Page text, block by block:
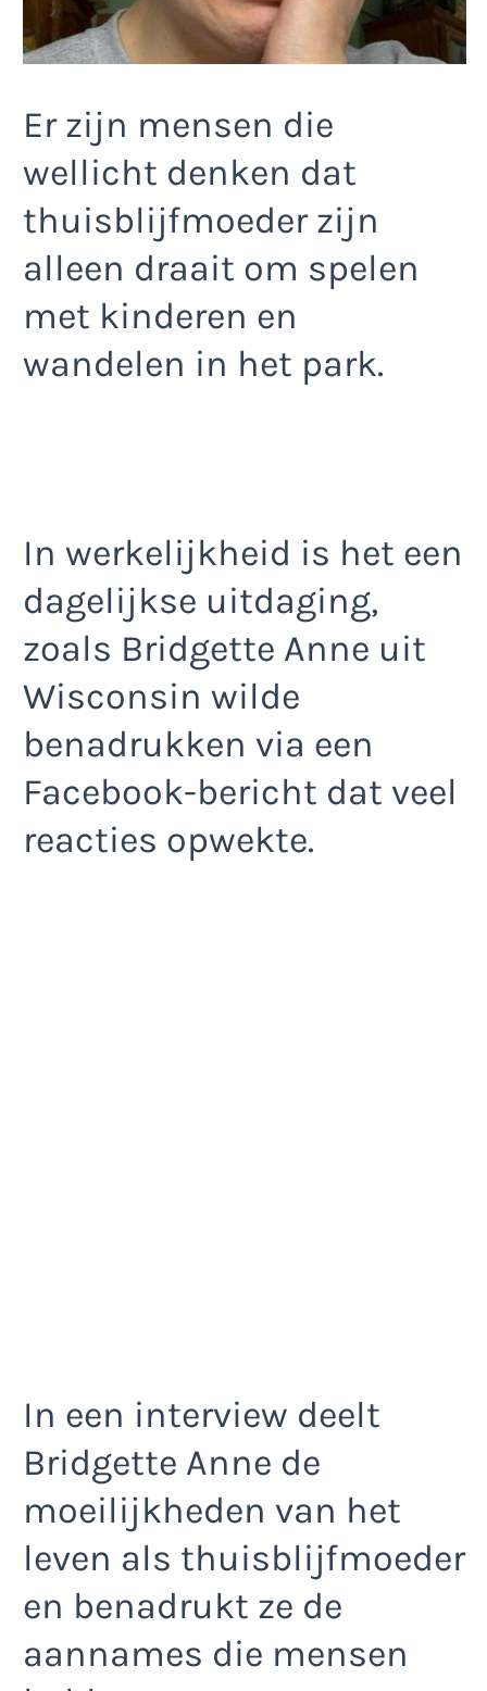
Er zijn mensen die
wellicht denken dat
thuisblijfmoeder zijn
alleen draait om spelen
met kinderen en
wandelen in het park.
In werkelijkheid is het een
dagelijkse uitdaging,
zoals Bridgette Anne uit
Wisconsin wilde
benadrukken via een
Facebook-bericht dat veel
reacties opwekte.
In een interview deelt
Bridgette Anne de
moeilijkheden van het
leven als thuisblijfmoeder
en benadrukt ze de
aannames die mensen